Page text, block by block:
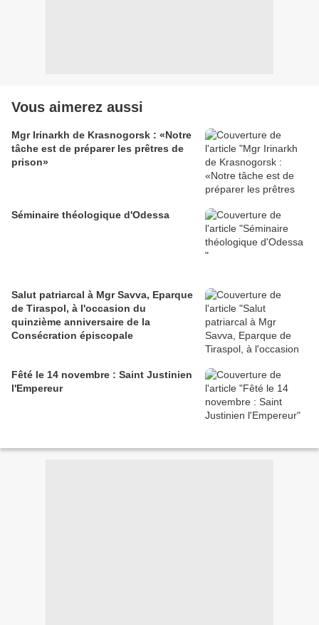
Vous aimerez aussi
Mgr Irinarkh de Krasnogorsk : «Notre
tâche est de préparer les prêtres de
prison»
Séminaire théologique d'Odessa
Salut patriarcal à Mgr Savva, Eparque
de Tiraspol, à l'occasion du
quinzième anniversaire de la
Consécration épiscopale
Fêté le 14 novembre : Saint Justinien
l'Empereur